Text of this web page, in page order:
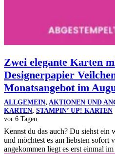
Zwei elegante Karten
Designerpapier
Monatsangebot im
ALLGEMEIN, AKTIONEN UND
KARTEN, STAMPIN’ UP! KARTEN
vor 6 Tagen
Kennst du das auch? Du siehst ein
und möchtest es am liebsten sofort
angekommen liegt es erst einmal